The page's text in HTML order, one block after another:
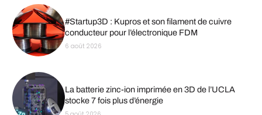
#Startup3D : Kupros et son filament de cuivre
conducteur pour l’électronique FDM
6 août 2026
La batterie zinc-ion imprimée en 3D de l’UCLA
stocke 7 fois plus d’énergie